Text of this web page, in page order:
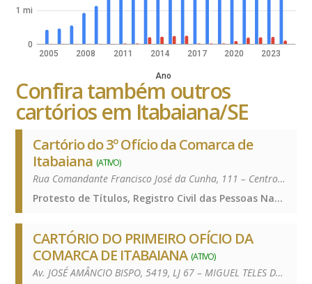
2005 2008 2011 2014 2017 2020 2023
Ano
0
1 mi
Confira também outros
cartórios em Itabaiana/SE
Cartório do 3º Ofício da Comarca de
Itabaiana (ATIVO)
Rua Comandante Francisco José da Cunha, 111 – Centro – 49500-133
Protesto de Títulos, Registro Civil das Pessoas Naturais e de Interdições e Tutelas, Registro de Títulos e Documentos e Civis das Pessoas Jurídicas, Protesto de Títulos, Registro Civil das Pessoas Naturais e de Interdições e Tutelas, Registro de Títulos e Documentos e Civis das Pessoas Jurídicas, Protesto de Títulos, Registro Civil das Pessoas Naturais e de Interdições e Tutelas, Registro de Títulos e Documentos e Civis das Pessoas Jurídicas
CARTÓRIO DO PRIMEIRO OFÍCIO DA
COMARCA DE ITABAIANA (ATIVO)
Av. JOSÉ AMÂNCIO BISPO, 5419, LJ 67 – MIGUEL TELES DE MENDONÇA – 49505-330